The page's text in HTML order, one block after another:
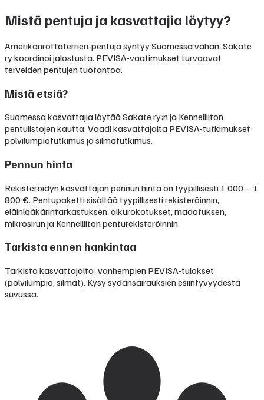
Mistä pentuja ja kasvattajia löytyy?
Amerikanrottaterrieri-pentuja syntyy Suomessa vähän. Sakate
ry koordinoi jalostusta. PEVISA-vaatimukset turvaavat
terveiden pentujen tuotantoa.
Mistä etsiä?
Suomessa kasvattajia löytää Sakate ry:n ja Kennelliiton
pentulistojen kautta. Vaadi kasvattajalta PEVISA-tutkimukset:
polvilumpiotutkimus ja silmätutkimus.
Pennun hinta
Rekisteröidyn kasvattajan pennun hinta on tyypillisesti 1 000 – 1
800 €. Pentupaketti sisältää tyypillisesti rekisteröinnin,
eläinlääkärintarkastuksen, alkurokotukset, madotuksen,
mikrosirun ja Kennelliiton penturekisteröinnin.
Tarkista ennen hankintaa
Tarkista kasvattajalta: vanhempien PEVISA-tulokset
(polvilumpio, silmät). Kysy sydänsairauksien esiintyvyydestä
suvussa.